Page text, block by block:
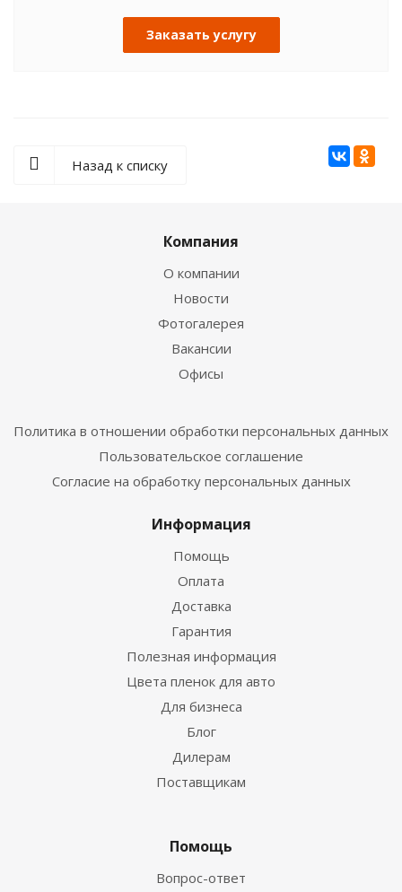
Заказать услугу
Назад к списку
Компания
О компании
Новости
Фотогалерея
Вакансии
Офисы
Политика в отношении обработки персональных данных
Пользовательское соглашение
Согласие на обработку персональных данных
Информация
Помощь
Оплата
Доставка
Гарантия
Полезная информация
Цвета пленок для авто
Для бизнеса
Блог
Дилерам
Поставщикам
Помощь
Вопрос-ответ